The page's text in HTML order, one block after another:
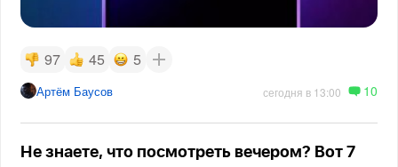
97 45 5
Артём Баусов сегодня в 13:00 10
Не знаете, что посмотреть вечером? Вот 7